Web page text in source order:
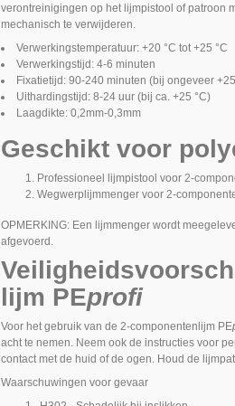
verontreinigingen op het lijmpistool of patroon
mechanisch te verwijderen.
Verwerkingstemperatuur: +20 °C tot +25 °C
Verwerkingstijd: 4-6 minuten
Fixatietijd: 90-240 minuten (bij ongeveer
Uithardingstijd: 8-24 uur (bij ca. +25 °C)
Laagdikte: 0,2mm-0,3mm
Geschikt voor
Professioneel lijmpistool voor 2-
Wegwerplijmmenger voor 2-
OPMERKING: Een lijmmenger wordt
afgevoerd.
lijm PEprofi
Voor het gebruik van de 2-componentenlijm PE
acht te nemen. Neem ook de instructies voor
contact met de huid of de ogen. Houd de
Waarschuwingen voor gevaar